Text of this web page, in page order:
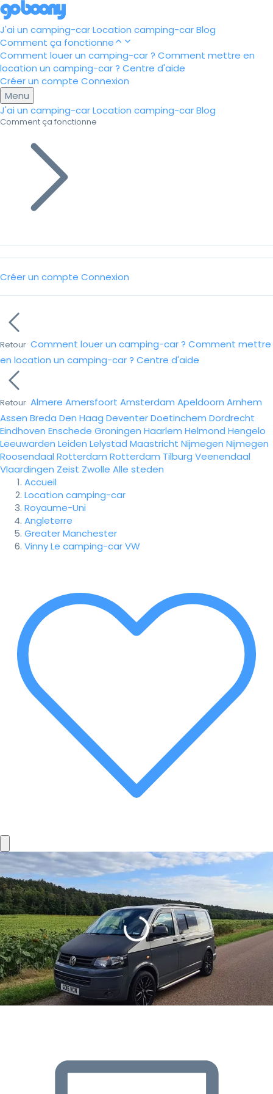
J'ai un camping-carLocation camping-carBlog
Comment ça fonctionne
Comment louer un camping-car ? Comment mettre en
location un camping-car ? Centre d'aide
Créer un compte Connexion
Menu
J'ai un camping-carLocation camping-carBlog
Comment ça fonctionne
Créer un compte Connexion
Retour Comment louer un camping-car ? Comment mettre
en location un camping-car ? Centre d'aide
Retour Almere Amersfoort Amsterdam Apeldoorn Arnhem
Assen Breda Den Haag DeventerDoetinchem Dordrecht
Eindhoven Enschede Groningen Haarlem Helmond Hengelo
Leeuwarden Leiden Lelystad Maastricht Nijmegen Nijmegen
Roosendaal Rotterdam Rotterdam Tilburg Veenendaal
Vlaardingen Zeist Zwolle Alle steden
Accueil
Location camping-car
Royaume-Uni
Angleterre
Greater Manchester
Vinny Le camping-car VW